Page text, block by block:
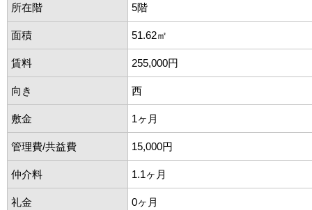
所在階 5階
面積 51.62㎡
賃料 255,000円
向き 西
敷金 1ヶ月
管理費/共益費 15,000円
仲介料 1.1ヶ月
礼金 0ヶ月